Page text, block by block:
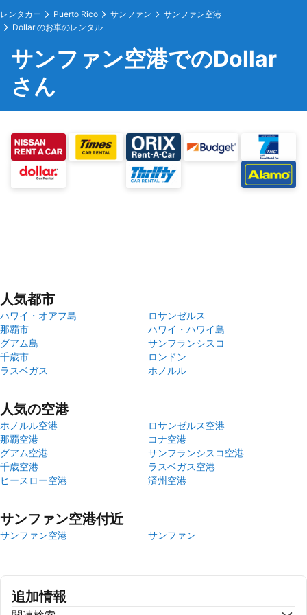
レンタカー Puerto Rico サンファン
サンファン空港
Dollar のお車のレンタル
サンファン空港でのDollar
さん
人気都市
ハワイ・オアフ島
ロサンゼルス
那覇市
ハワイ・ハワイ島
グアム島
サンフランシスコ
千歳市
ロンドン
ラスベガス
ホノルル
人気の空港
ホノルル空港
ロサンゼルス空港
那覇空港
コナ空港
グアム空港
サンフランシスコ空港
千歳空港
ラスベガス空港
ヒースロー空港
済州空港
サンファン空港付近
サンファン空港 サンファン
追加情報